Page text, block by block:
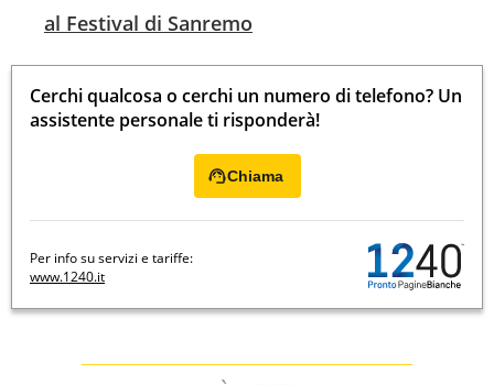
al Festival di Sanremo
Cerchi qualcosa o cerchi un numero di telefono? Un
assistente personale ti risponderà!
Chiama
Per info su servizi e tariffe:
www.1240.it